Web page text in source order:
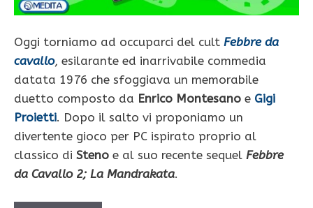
Oggi torniamo ad occuparci del cult Febbre da
cavallo, esilarante ed inarrivabile commedia
datata 1976 che sfoggiava un memorabile
duetto composto da Enrico Montesano e Gigi
Proietti. Dopo il salto vi proponiamo un
divertente gioco per PC ispirato proprio al
classico di Steno e al suo recente sequel Febbre
da Cavallo 2; La Mandrakata.